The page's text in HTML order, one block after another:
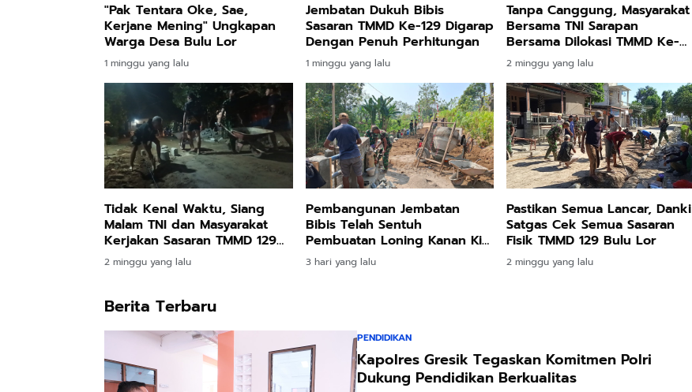
"Pak Tentara Oke, Sae,
Kerjane Mening" Ungkapan
Warga Desa Bulu Lor
1 minggu yang lalu
Jembatan Dukuh Bibis
Sasaran TMMD Ke-129 Digarap
Dengan Penuh Perhitungan
1 minggu yang lalu
Tanpa Canggung, Masyarakat
Bersama TNI Sarapan
Bersama Dilokasi TMMD Ke-
129
2 minggu yang lalu
Tidak Kenal Waktu, Siang
Malam TNI dan Masyarakat
Kerjakan Sasaran TMMD 129
Bulu Lor
2 minggu yang lalu
Pembangunan Jembatan
Bibis Telah Sentuh
Pembuatan Loning Kanan Kiri
Jembatan
3 hari yang lalu
Pastikan Semua Lancar, Danki
Satgas Cek Semua Sasaran
Fisik TMMD 129 Bulu Lor
2 minggu yang lalu
Berita Terbaru
PENDIDIKAN
Kapolres Gresik Tegaskan Komitmen Polri
Dukung Pendidikan Berkualitas